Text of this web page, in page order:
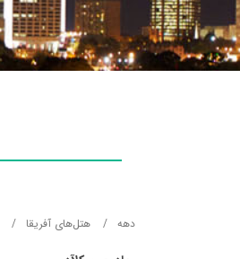
دهه هتل‌های آفریقا